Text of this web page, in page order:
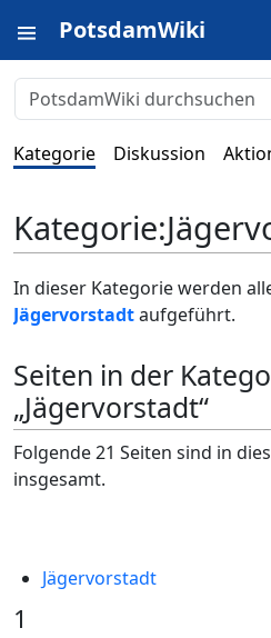
PotsdamWiki
Kategorie Diskussion
Kategorie:
In dieser Kategorie werden
Jägervorstadtaufgeführt.
Seiten in der
„Jägervorstadt“
Folgende 21 Seiten sind in
insgesamt.
Jägervorstadt
1